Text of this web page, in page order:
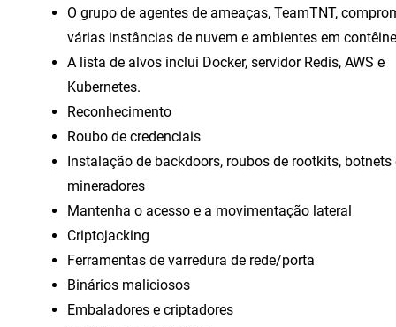
O grupo de agentes de ameaças, TeamTNT,
várias instâncias de nuvem e ambientes em
A lista de alvos inclui Docker, servidor Redis, AWS e
Kubernetes.
Reconhecimento
Roubo de credenciais
Instalação de backdoors, roubos de rootkits, botnets
mineradores
Mantenha o acesso e a movimentação lateral
Criptojacking
Ferramentas de varredura de rede/porta
Binários maliciosos
Embaladores e criptadores